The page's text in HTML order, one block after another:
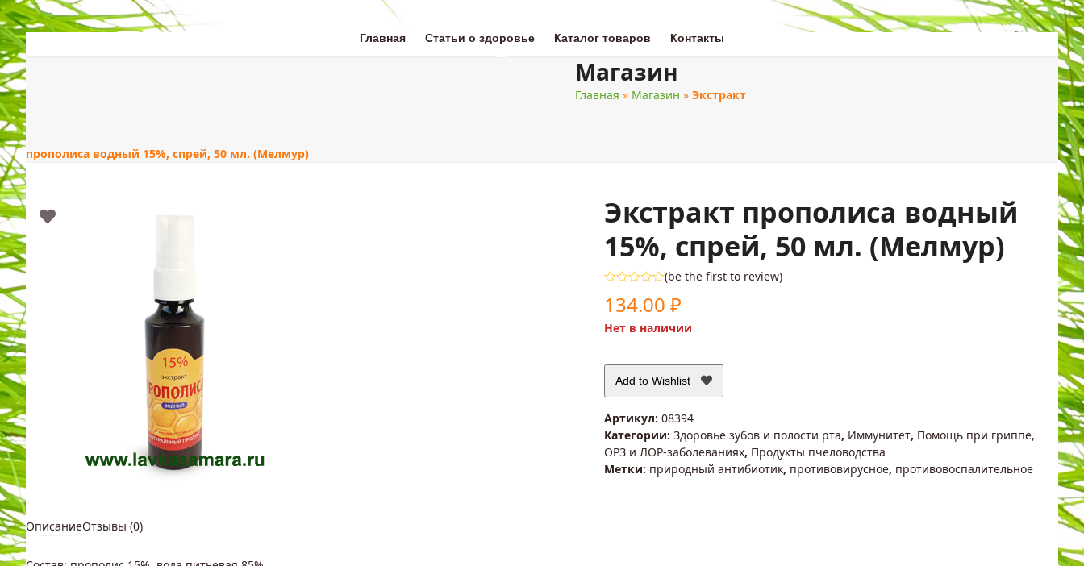
Skip
to
content
Главная Статьи о здоровье Каталог товаров Контакты
Магазин
Главная » Магазин » Экстракт
прополиса водный 15%, спрей, 50 мл. (Мелмур)
Экстракт прополиса водный
15%, спрей, 50 мл. (Мелмур)
0
5
(be the first to review)
134.00 ₽
Нет в наличии
Add to Wishlist
Артикул: 08394
Категории: Здоровье зубов и полости рта, Иммунитет, Помощь при гриппе,
ОРЗ и ЛОР-заболеваниях, Продукты пчеловодства
Метки: природный антибиотик, противовирусное, противовоспалительное
ОписаниеОтзывы (0)